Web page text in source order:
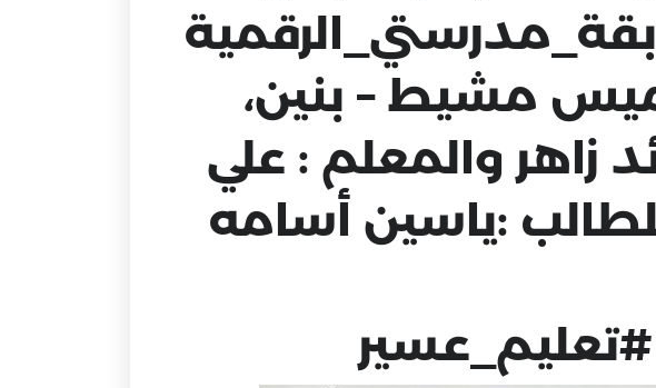
مشيط – بنين،
زاهر والمعلم : علي
:ياسين أسامه